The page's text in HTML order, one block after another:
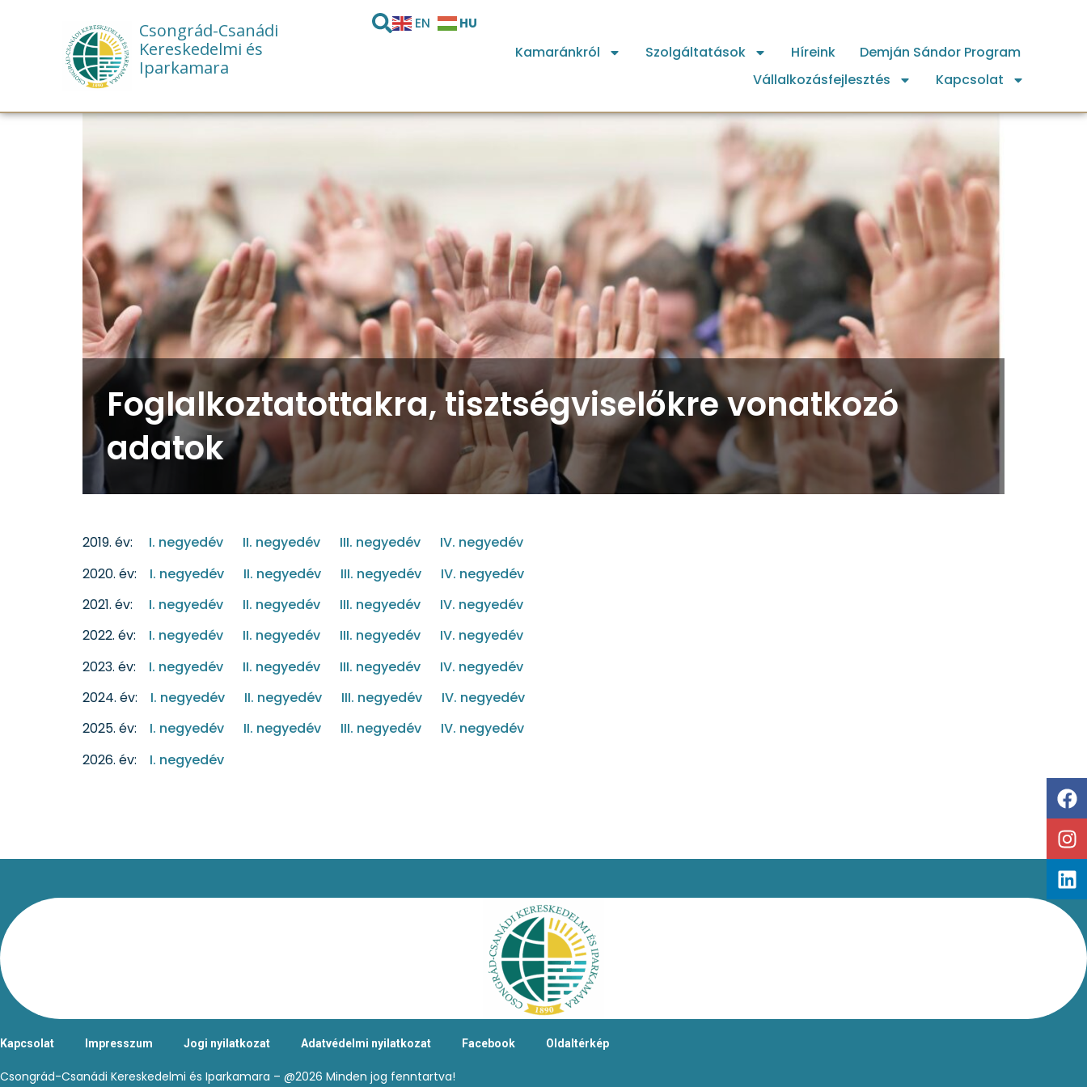
Csongrád-Csanádi
Kereskedelmi és
Iparkamara
EN HU
Kamaránkról Szolgáltatások Híreink
Demján Sándor Program
Vállalkozásfejlesztés
Kapcsolat
Foglalkoztatottakra, tisztségviselőkre vonatkozó
adatok
2019. év: I. negyedév II. negyedév III. negyedév
IV. negyedév
2020. év: I. negyedév II. negyedév III. negyedév
IV. negyedév
2021. év: I. negyedév II. negyedév III. negyedév
IV. negyedév
2022. év: I. negyedév II. negyedév III. negyedév
IV. negyedév
2023. év: I. negyedév II. negyedév III. negyedév
IV. negyedév
2024. év: I. negyedév II. negyedév III. negyedév
IV. negyedév
2025. év: I. negyedév II. negyedév III. negyedév
IV. negyedév
2026. év: I. negyedév
Kapcsolat Impresszum Jogi nyilatkozat Adatvédelmi nyilatkozat Facebook Oldaltérkép
Csongrád-Csanádi Kereskedelmi és Iparkamara – @2026 Minden jog fenntartva!